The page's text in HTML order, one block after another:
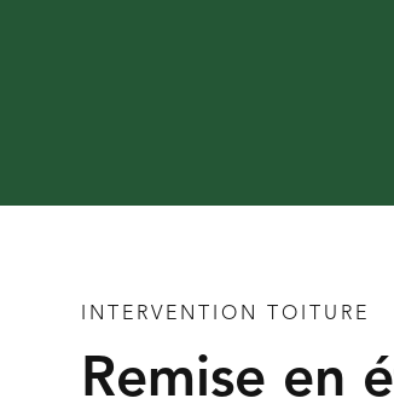
INTERVENTION TOITURE
Remise en